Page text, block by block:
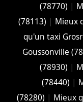
(78770) |
(78113) | Mieux
qu'un taxi
Goussonville
(78930) |
(78440) |
(78280) | Mieux